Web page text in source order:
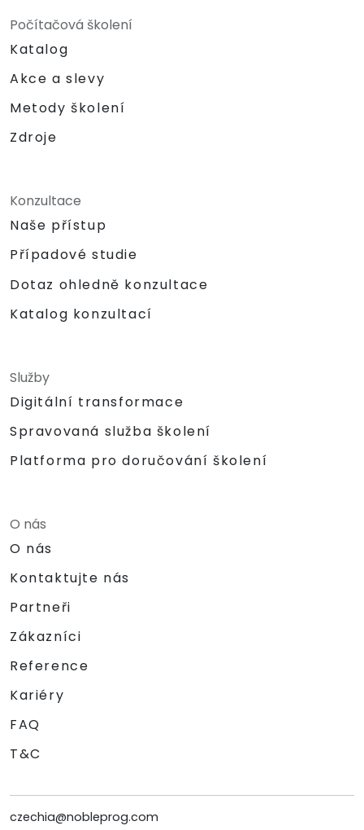
Počítačová školení
Katalog
Akce a slevy
Metody školení
Zdroje
Konzultace
Naše přístup
Případové studie
Dotaz ohledně konzultace
Katalog konzultací
Služby
Digitální transformace
Spravovaná služba školení
Platforma pro doručování školení
O nás
O nás
Kontaktujte nás
Partneři
Zákazníci
Reference
Kariéry
FAQ
T&C
czechia@nobleprog.com